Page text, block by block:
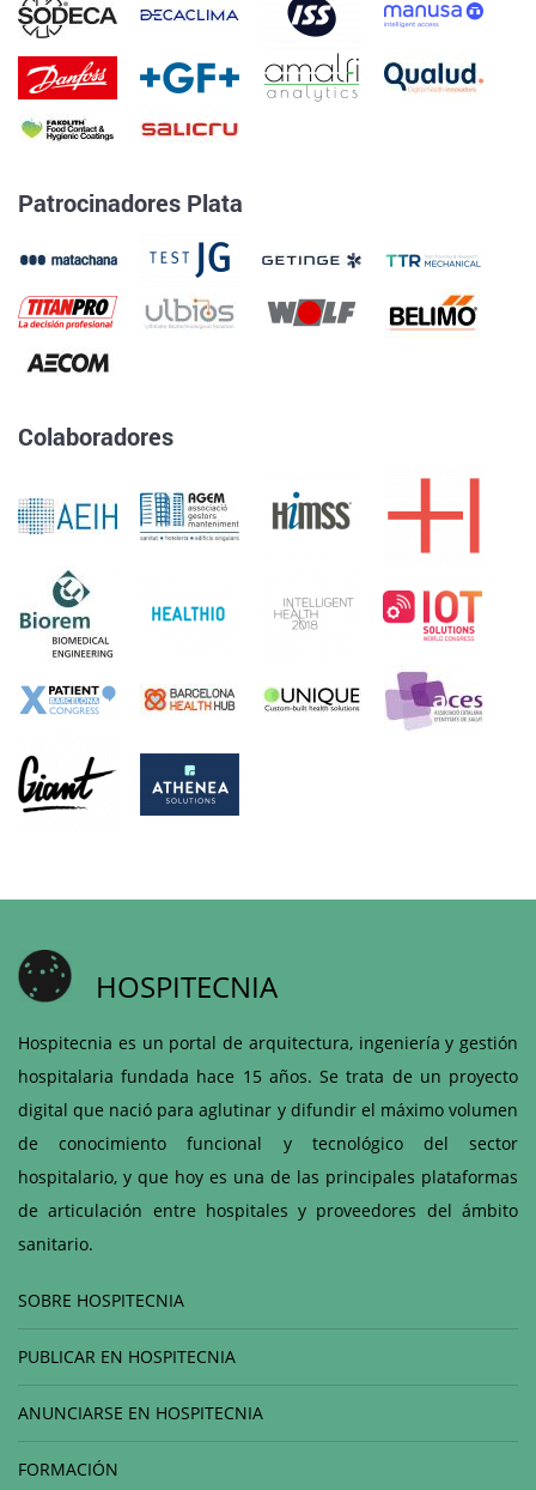
Patrocinadores Plata
Colaboradores
HOSPITECNIA
Hospitecnia es un portal de arquitectura, ingeniería y gestión
hospitalaria fundada hace 15 años. Se trata de un proyecto
digital que nació para aglutinar y difundir el máximo volumen
de conocimiento funcional y tecnológico del sector
hospitalario, y que hoy es una de las principales plataformas
de articulación entre hospitales y proveedores del ámbito
sanitario.
SOBRE HOSPITECNIA
PUBLICAR EN HOSPITECNIA
ANUNCIARSE EN HOSPITECNIA
FORMACIÓN